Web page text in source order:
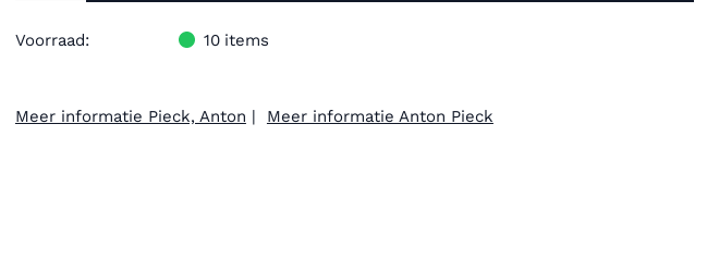
Voorraad: 10 items
Meer informatie Pieck, Anton | Meer informatie Anton Pieck